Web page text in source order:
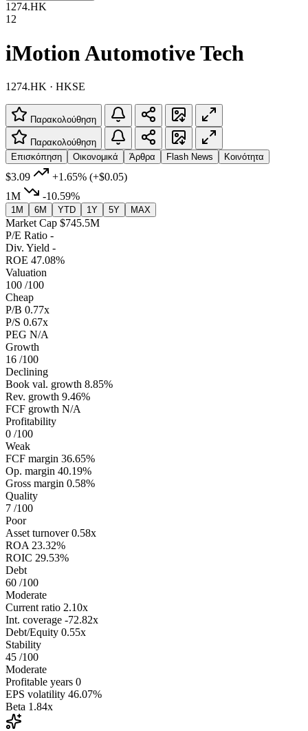
1274.HK
12
iMotion Automotive Tech
1274.HK · HKSE
Παρακολούθηση
Παρακολούθηση
Επισκόπηση
Οικονομικά Άρθρα Flash News Κοινότητα
$3.09 +1.65% (+$0.05)
1M
-10.59%
1M 6M YTD 1Y 5Y MAX
Market Cap $745.5M
P/E Ratio -
Div. Yield -
ROE 47.08%
Valuation
100 /100
Cheap
P/B 0.77x
P/S 0.67x
PEG N/A
Growth
16 /100
Declining
Book val. growth 8.85%
Rev. growth 9.46%
FCF growth N/A
Profitability
0 /100
Weak
FCF margin 36.65%
Op. margin 40.19%
Gross margin 0.58%
Quality
7 /100
Poor
Asset turnover 0.58x
ROA 23.32%
ROIC 29.53%
Debt
60 /100
Moderate
Current ratio 2.10x
Int. coverage -72.82x
Debt/Equity 0.55x
Stability
45 /100
Moderate
Profitable years 0
EPS volatility 46.07%
Beta 1.84x